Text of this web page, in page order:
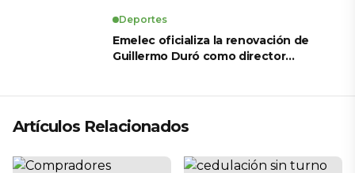
Deportes
Emelec oficializa la renovación de
Guillermo Duró como director
Artículos Relacionados